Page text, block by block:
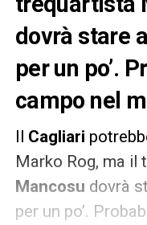
dovrà stare
per un po’.
campo nel
Il Cagliari
Marko Rog, ma il
Mancosu dovrà
per un po’.